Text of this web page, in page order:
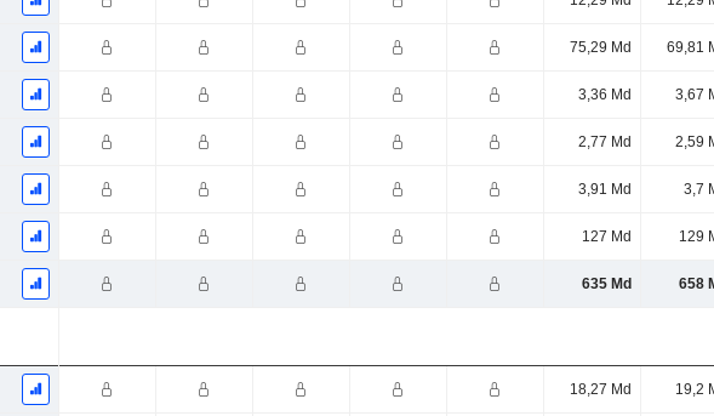
75,29 Md 69,81
3,36 Md 3,67
2,77 Md 2,59
3,91 Md 3,7
127 Md 129
635 Md 658
18,27 Md 19,2